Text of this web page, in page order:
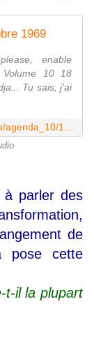
1969
enable
10 18
Tu sais, j'ai
à parler des
de
pose cette
t-il la plupart